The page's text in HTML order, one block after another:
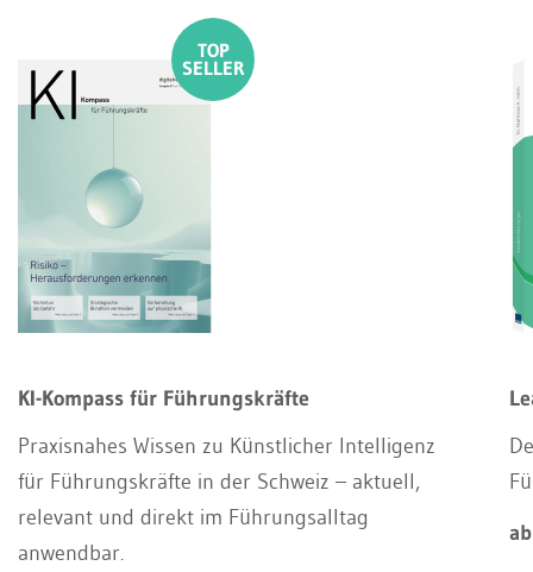
KI-Kompass für Führungskräfte
Praxisnahes Wissen zu Künstlicher Intelligenz
für Führungskräfte in der Schweiz – aktuell,
relevant und direkt im Führungsalltag
anwendbar.